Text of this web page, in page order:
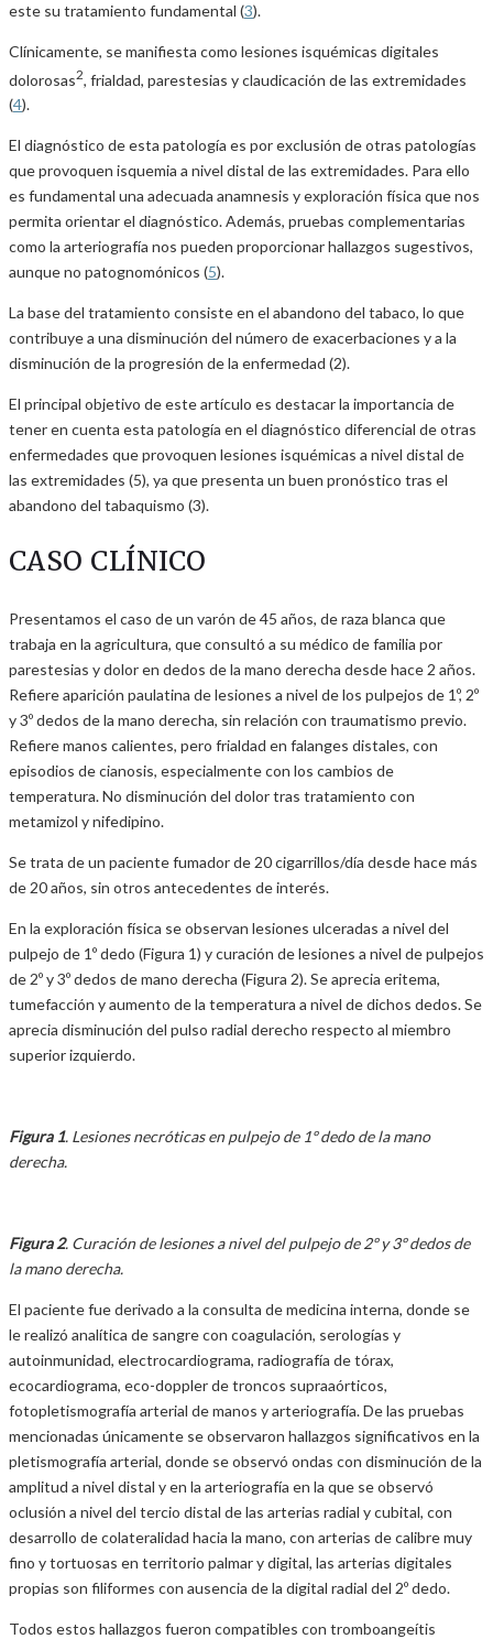
este su tratamiento fundamental (3).
Clínicamente, se manifiesta como lesiones isquémicas digitales
dolorosas2 , frialdad, parestesias y claudicación de las extremidades
(4).
El diagnóstico de esta patología es por exclusión de otras patologías
que provoquen isquemia a nivel distal de las extremidades. Para ello
es fundamental una adecuada anamnesis y exploración física que nos
permita orientar el diagnóstico. Además, pruebas complementarias
como la arteriografía nos pueden proporcionar hallazgos sugestivos,
aunque no patognomónicos (5).
La base del tratamiento consiste en el abandono del tabaco, lo que
contribuye a una disminución del número de exacerbaciones y a la
disminución de la progresión de la enfermedad (2).
El principal objetivo de este artículo es destacar la importancia de
tener en cuenta esta patología en el diagnóstico diferencial de otras
enfermedades que provoquen lesiones isquémicas a nivel distal de
las extremidades (5), ya que presenta un buen pronóstico tras el
abandono del tabaquismo (3).
CASO CLÍNICO
Presentamos el caso de un varón de 45 años, de raza blanca que
trabaja en la agricultura, que consultó a su médico de familia por
parestesias y dolor en dedos de la mano derecha desde hace 2 años.
Refiere aparición paulatina de lesiones a nivel de los pulpejos de 1º, 2º
y 3º dedos de la mano derecha, sin relación con traumatismo previo.
Refiere manos calientes, pero frialdad en falanges distales, con
episodios de cianosis, especialmente con los cambios de
temperatura. No disminución del dolor tras tratamiento con
metamizol y nifedipino.
Se trata de un paciente fumador de 20 cigarrillos/día desde hace más
de 20 años, sin otros antecedentes de interés.
En la exploración física se observan lesiones ulceradas a nivel del
pulpejo de 1º dedo (Figura 1) y curación de lesiones a nivel de pulpejos
de 2º y 3º dedos de mano derecha (Figura 2). Se aprecia eritema,
tumefacción y aumento de la temperatura a nivel de dichos dedos. Se
aprecia disminución del pulso radial derecho respecto al miembro
superior izquierdo.
Figura 1. Lesiones necróticas en pulpejo de 1º dedo de la mano
derecha.
Figura 2. Curación de lesiones a nivel del pulpejo de 2º y 3º dedos de
la mano derecha.
El paciente fue derivado a la consulta de medicina interna, donde se
le realizó analítica de sangre con coagulación, serologías y
autoinmunidad, electrocardiograma, radiografía de tórax,
ecocardiograma, eco-doppler de troncos supraaórticos,
fotopletismografía arterial de manos y arteriografía. De las pruebas
mencionadas únicamente se observaron hallazgos significativos en la
pletismografía arterial, donde se observó ondas con disminución de la
amplitud a nivel distal y en la arteriografía en la que se observó
oclusión a nivel del tercio distal de las arterias radial y cubital, con
desarrollo de colateralidad hacia la mano, con arterias de calibre muy
fino y tortuosas en territorio palmar y digital, las arterias digitales
propias son filiformes con ausencia de la digital radial del 2º dedo.
Todos estos hallazgos fueron compatibles con tromboangeítis